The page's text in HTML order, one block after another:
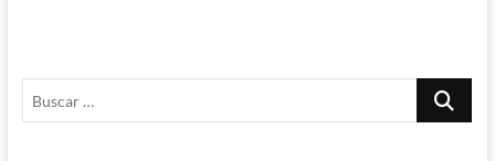
Buscar